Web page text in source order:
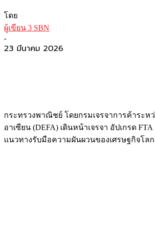
โดย
ผู้เขียน 3 SBN
-
23 มีนาคม 2026
กระทรวงพาณิชย์ โดยกรมเจรจาการค้าระห
อาเซียน (DEFA) เดินหน้าเจรจา อัปเกรด
แนวทางรับมือความผันผวนของเศรษฐกิจโลก